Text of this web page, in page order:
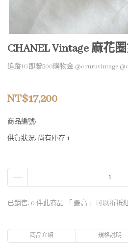
CHANEL Vintage 麻花
追蹤IG即贈500購物金 @oruruvintage
NT$17,200
商品編號:
供貨狀況: 尚有庫存 1
已銷售: 0 件此商品 「 最高 」可以折抵
商品介紹 規格說明